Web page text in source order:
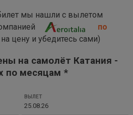
мы нашли с вылетом
по
цену и убедитесь сами)
на самолёт Катания -
по месяцам *
25.08.26